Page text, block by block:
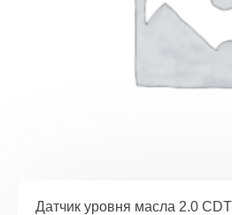
Датчик уровня масла 2.0